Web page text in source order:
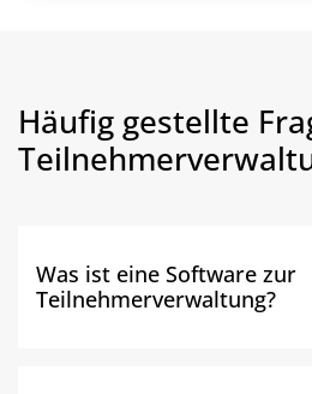
Häufig gestellte
Was ist eine Software zur
Teilnehmerverwaltung?